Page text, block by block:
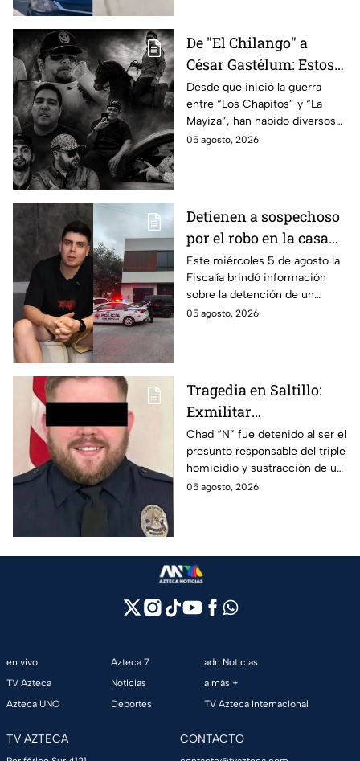
De "El Chilango" a
César Gastélum: Estos
son los 10 influencers
asesinados por la
guerra entre "Los
Chapitos" y "La Mayiza"
Desde que inició la guerra
entre “Los Chapitos” y “La
Mayiza”, han habido diversos
asesinatos, entre ellos los de
05 agosto, 2026
Detienen a sospechoso
por el robo en la casa
de Karely Ruiz
Este miércoles 5 de agosto la
Fiscalía brindó información
sobre la detención de un
presunto responsable en el
05 agosto, 2026
Tragedia en Saltillo:
Exmilitar
estadounidense balea a
su exfamilia en
boutique, hay tres
muertos
Chad “N” fue detenido al ser el
presunto responsable del triple
homicidio y sustracción de un
menor en Saltillos, ¿por qué
05 agosto, 2026
en vivo
TV Azteca
Azteca UNO
Azteca 7
Noticias
Deportes
adn Noticias
a más +
TV Azteca Internacional
TV AZTECA CONTACTO